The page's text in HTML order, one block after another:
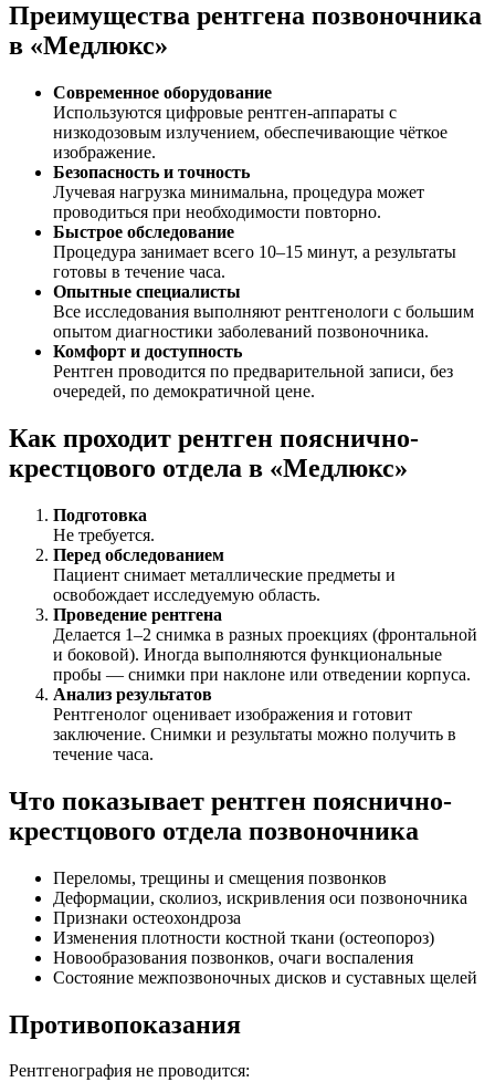
Преимущества рентгена позвоночника
в «Медлюкс»
Современное оборудование
Используются цифровые рентген-аппараты с
низкодозовым излучением, обеспечивающие чёткое
изображение.
Безопасность и точность
Лучевая нагрузка минимальна, процедура может
проводиться при необходимости повторно.
Быстрое обследование
Процедура занимает всего 10–15 минут, а результаты
готовы в течение часа.
Опытные специалисты
Все исследования выполняют рентгенологи с большим
опытом диагностики заболеваний позвоночника.
Комфорт и доступность
Рентген проводится по предварительной записи, без
очередей, по демократичной цене.
Как проходит рентген пояснично-
крестцового отдела в «Медлюкс»
Подготовка
Не требуется.
Перед обследованием
Пациент снимает металлические предметы и
освобождает исследуемую область.
Проведение рентгена
Делается 1–2 снимка в разных проекциях (фронтальной
и боковой). Иногда выполняются функциональные
пробы — снимки при наклоне или отведении корпуса.
Анализ результатов
Рентгенолог оценивает изображения и готовит
заключение. Снимки и результаты можно получить в
течение часа.
Что показывает рентген пояснично-
крестцового отдела позвоночника
Переломы, трещины и смещения позвонков
Деформации, сколиоз, искривления оси позвоночника
Признаки остеохондроза
Изменения плотности костной ткани (остеопороз)
Новообразования позвонков, очаги воспаления
Состояние межпозвоночных дисков и суставных щелей
Противопоказания
Рентгенография не проводится: